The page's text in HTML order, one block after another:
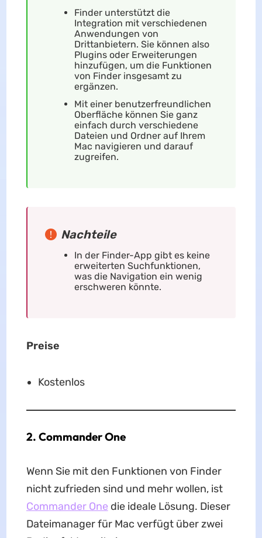
Finder unterstützt die
Integration mit verschiedenen
Anwendungen von
Drittanbietern. Sie können also
Plugins oder Erweiterungen
hinzufügen, um die Funktionen
von Finder insgesamt zu
ergänzen.
Mit einer benutzerfreundlichen
Oberfläche können Sie ganz
einfach durch verschiedene
Dateien und Ordner auf Ihrem
Mac navigieren und darauf
zugreifen.
Nachteile
In der Finder-App gibt es keine
erweiterten Suchfunktionen,
was die Navigation ein wenig
erschweren könnte.
Preise
Kostenlos
2. Commander One
Wenn Sie mit den Funktionen von Finder
nicht zufrieden sind und mehr wollen, ist
Commander One die ideale Lösung. Dieser
Dateimanager für Mac verfügt über zwei